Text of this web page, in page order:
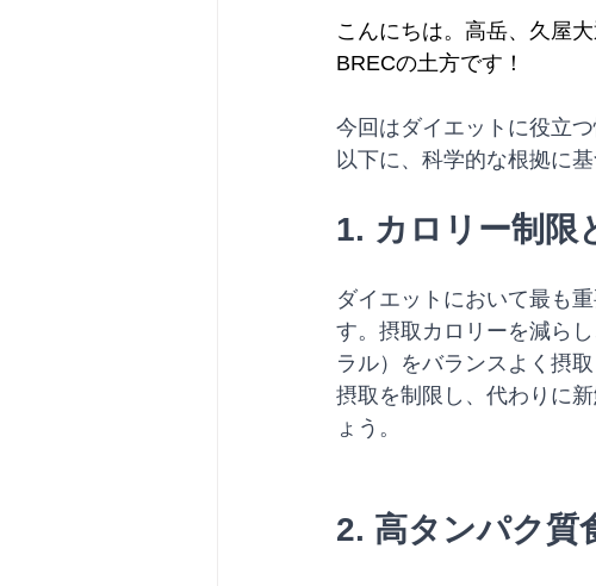
こんにちは。高岳、久屋
BRECの土方です！
今回はダイエットに役立つ
以下に、科学的な根拠に
1. カロリー制限
ダイエットにおいて最も
す。摂取カロリーを減ら
ラル）をバランスよく摂
摂取を制限し、代わりに
ょう。
2. 高タンパク質